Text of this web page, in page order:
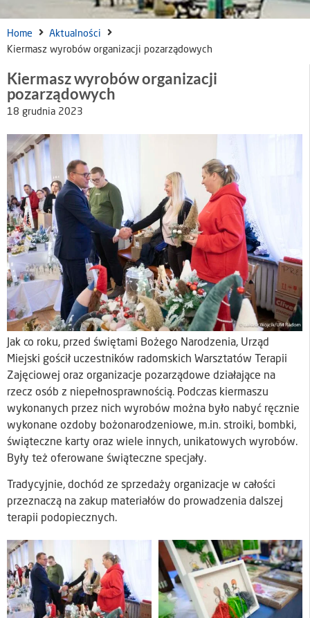
Home
Aktualności
Kiermasz wyrobów organizacji pozarządowych
Kiermasz wyrobów organizacji
pozarządowych
18 grudnia 2023
Jak co roku, przed świętami Bożego Narodzenia, Urząd
Miejski gościł uczestników radomskich Warsztatów Terapii
Zajęciowej oraz organizacje pozarządowe działające na
rzecz osób z niepełnosprawnością. Podczas kiermaszu
wykonanych przez nich wyrobów można było nabyć ręcznie
wykonane ozdoby bożonarodzeniowe, m.in. stroiki, bombki,
świąteczne karty oraz wiele innych, unikatowych wyrobów.
Były też oferowane świąteczne specjały.
Tradycyjnie, dochód ze sprzedaży organizacje w całości
przeznaczą na zakup materiałów do prowadzenia dalszej
terapii podopiecznych.